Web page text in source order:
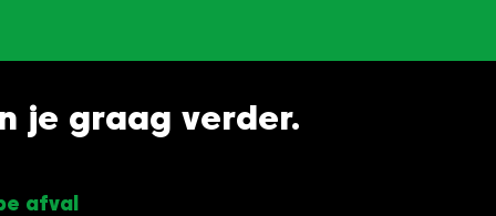
je graag verder.
afval